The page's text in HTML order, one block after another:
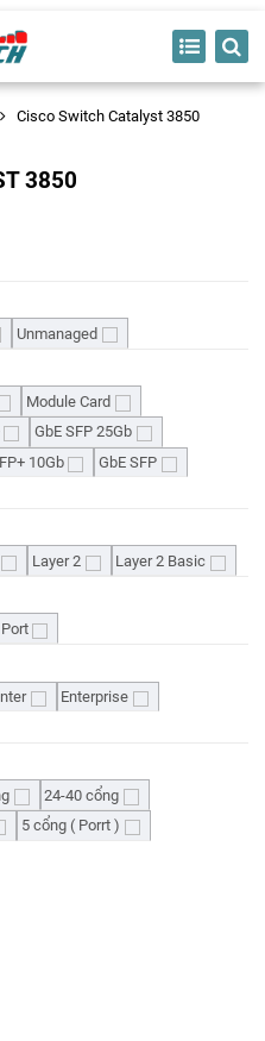
Cisco Switch Catalyst 3850
3850
Unmanaged
Module Card
GbE SFP 25Gb
10Gb
GbE SFP
Layer 2
Layer 2 Basic
Enterprise
24-40 cổng
5 cổng ( Porrt )